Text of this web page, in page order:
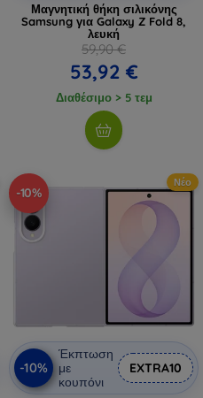
Μαγνητική θήκη σιλικόνης
Samsung για Galaxy Z Fold 8,
λευκή
59,90 €
53,92 €
Διαθέσιμο > 5 τεμ
-10%
Νέο
-10%
Έκπτωση
με
κουπόνι
EXTRA10